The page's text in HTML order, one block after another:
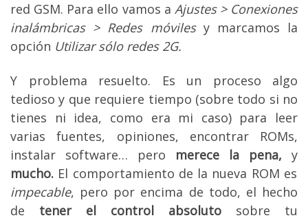
red GSM. Para ello vamos a Ajustes > Conexiones
inalámbricas > Redes móvilesy marcamos la
opción Utilizar sólo redes 2G.
Y problema resuelto. Es un proceso algo
tedioso y que requiere tiempo (sobre todo si no
tienes ni idea, como era mi caso) para leer
varias fuentes, opiniones, encontrar ROMs,
instalar software… pero merece la pena, y
mucho. El comportamiento de la nueva ROM es
impecable, pero por encima de todo, el hecho
de tener el control absoluto sobre tu